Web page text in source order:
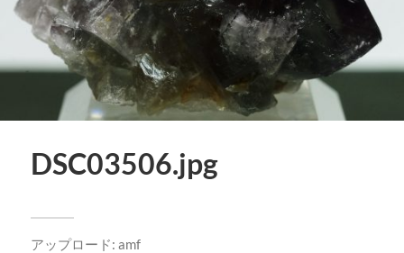
DSC03506.jpg
アップロード: amf